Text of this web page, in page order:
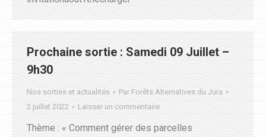
Prochaine sortie : Samedi 09 Juillet –
9h30
Nos sorties et actualités Par Forêts Alternatives du Jura
2 juillet 2022
Laisser un commentaire
Thème : « Comment gérer des parcelles